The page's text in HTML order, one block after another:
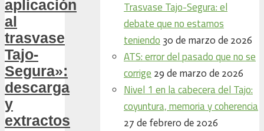
aplicación
al
trasvase
Tajo-
Segura»:
descarga
y
extractos
Trasvase Tajo-Segura: el
debate que no estamos
teniendo 30 de marzo de 2026
ATS: error del pasado que no se
corrige 29 de marzo de 2026
Nivel 1 en la cabecera del Tajo:
coyuntura, memoria y coherencia
27 de febrero de 2026